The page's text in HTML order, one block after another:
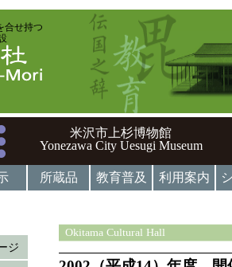
合せ持つ
米沢市上杉博物館
Yonezawa City Uesugi Museum
所蔵品 教育普及 利用案内
ジ
Okitama Cultural Hall